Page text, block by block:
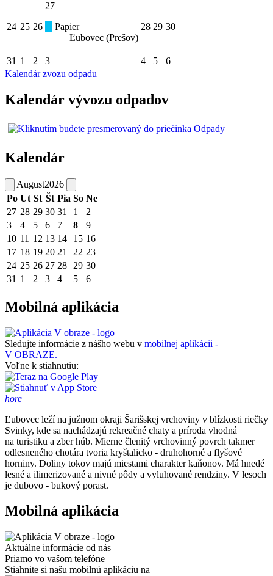
24 25 26
27
Papier
Ľubovec (Prešov)
28 29 30
31 1 2 3 4 5
6
Kalendár zvozu odpadu
Kalendár vývozu odpadov
Kalendár
August2026
Po Ut St Št Pia So Ne
27 28 29 30 31 1
2
3
4 5 6 7 8
9
10 11 12 13 14 15 16
17 18 19 20 21 22 23
24 25 26 27 28 29 30
31 1 2 3 4 5 6
Mobilná aplikácia
Sledujte informácie z nášho webu v mobilnej aplikácii -
V OBRAZE.
Voľne k stiahnutiu:
hore
Ľubovec leží na južnom okraji Šarišskej vrchoviny v blízkosti riečky
Svinky, kde sa nachádzajú rekreačné chaty a príroda vhodná
na turistiku a zber húb. Mierne členitý vrchovinný povrch takmer
odlesneného chotára tvoria kryštalicko - druhohorné a flyšové
horniny. Doliny tokov majú miestami charakter kaňonov. Má hnedé
lesné a ilimerizované a nivné pôdy a vyluhované rendziny. V lesoch
je dubovo - bukový porast.
Mobilná aplikácia
Aktuálne informácie od nás
Priamo vo vašom telefóne
Stiahnite si našu mobilnú aplikáciu na